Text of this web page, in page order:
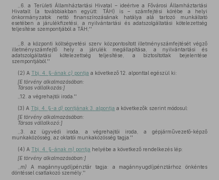
,,6. a Területi Államháztartási Hivatal – ideértve a Fővárosi Államháztartási
Hivatalt (a továbbiakban együtt: TÁH) is – számfejtési körébe a helyi
önkormányzatok nettó finanszírozásának hatálya alá tartozó munkáltató
esetében a járulékfizetési, a nyilvántartási és adatszolgáltatási kötelezettség
teljesítése szempontjából a TÁH;''
,,8. a központi költségvetési szerv központosított illetményszámfejtését végző
illetményszámfejtő hely a járulék megállapítása, a nyilvántartási és
adatszolgáltatási kötelezettség teljesítése, a biztosítottak bejelentése
szempontjából.''
(2) A Tbj. 4. §-ának c) pontja a következő 12. alponttal egészül ki:
[E törvény alkalmazásában:
Társas vállalkozás:]
,,12. a végrehajtói iroda.''
(3) A Tbj. 4. §-a d) pontjának 3. alpontja a következők szerint módosul:
[E törvény alkalmazásában:
Társas vállalkozó:]
,,3. az ügyvédi iroda, a végrehajtói iroda, a gépjárművezető-képző
munkaközösség, az oktatói munkaközösség tagja.''
(4) A Tbj. 4. §-ának m) pontja helyébe a következő rendelkezés lép:
[E törvény alkalmazásában:]
m) A magánnyugdíjpénztár tagja: a magánnyugdíjpénztárhoz önkéntes
döntéssel csatlakozó személy.''